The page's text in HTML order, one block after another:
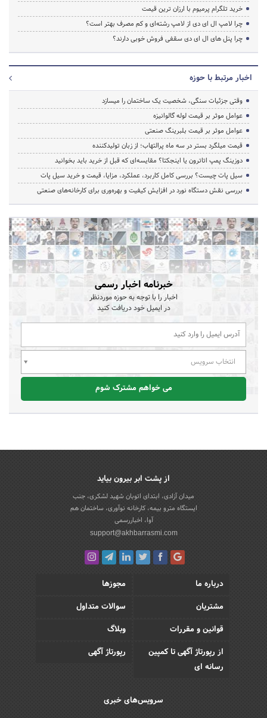
خرید تلگرام پرمیوم با ارزان ترین قیمت
چرا لامپ ال ای دی از لامپ رشته‌ای و کم مصرف بهتر است؟
چرا پنل های ال ای دی سقفی فروش خوبی دارند؟
اخبار مرتبط با حوزه
وقتی جزئیات سنگی، شخصیت یک ساختمان را میسازد
عوامل موثر بر قیمت لوله گالوانیزه
عوامل موثر بر قیمت بلبرینگ صنعتی
قیمت میلگرد بستر در سه ماه پرالتهاب؛ از زبان تولیدکننده
دوزینگ پمپ اتاترون یا اینجکتا؟ مقایسه‌ای که قبل از خرید باید بخوانید
سیل پات چیست؟ بررسی کامل کاربرد، عملکرد، مزایا، قیمت و خرید سیل پات
بررسی نقش دستگاه نورد در افزایش کیفیت و بهره‌وری برای کارخانه‌های صنعتی
خبرنامه اخبار رسمی
اخبار را با توجه به حوزه موردنظر
در ایمیل خود دریافت کنید
انتخاب سرویس
می خواهم مشترک شوم
از پشت ابر بیرون بیاید
میدان آزادی، ابتدای اتوبان شهید لشکری، جنب
ایستگاه مترو بیمه، کارخانه نوآوری، ساختمان هم
آوا، اخباررسمی
support@akhbarrasmi.com
درباره ما
مجوزها
مشتریان
سوالات متداول
قوانین و مقررات
وبلاگ
از رپورتاژ آگهی تا کمپین
رسانه ای
رپورتاژ آگهی
سرویس‌های خبری